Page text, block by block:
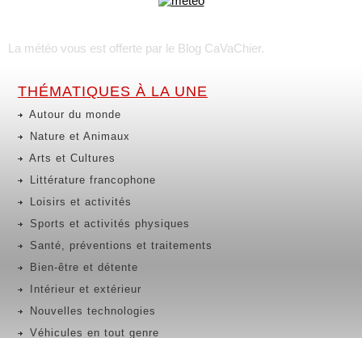
La météo vous est offerte par le Blog CaVaChier.
THÉMATIQUES À LA UNE
Autour du monde
Nature et Animaux
Arts et Cultures
Littérature francophone
Loisirs et activités
Sports et activités physiques
Santé, préventions et traitements
Bien-être et détente
Intérieur et extérieur
Nouvelles technologies
Véhicules en tout genre